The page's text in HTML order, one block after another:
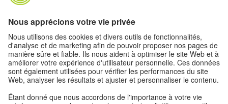
Récompenses
Le Science Film Festival décerne six prix chaque
année.